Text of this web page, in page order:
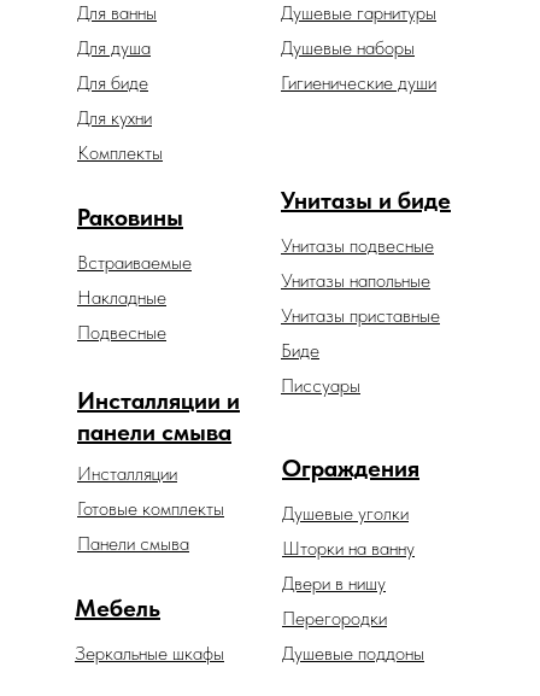
Душевые гарнитуры
Гигиенические души
Душевые наборы
Унитазы и биде
Унитазы подвесные
Унитазы напольные
Унитазы приставные
Раковины
Встраиваемые
Накладные
Подвесные
Для биде
Для ванны
Для душа
Для кухни
Зеркальные шкафы
Мебель
Ограждения
Душевые уголки
Шторки на ванну
Двери в нишу
Перегородки
Биде
Душевые поддоны
Инсталляции и
панели смыва
Инсталляции
Готовые комплекты
Панели смыва
Комплекты
Писсуары